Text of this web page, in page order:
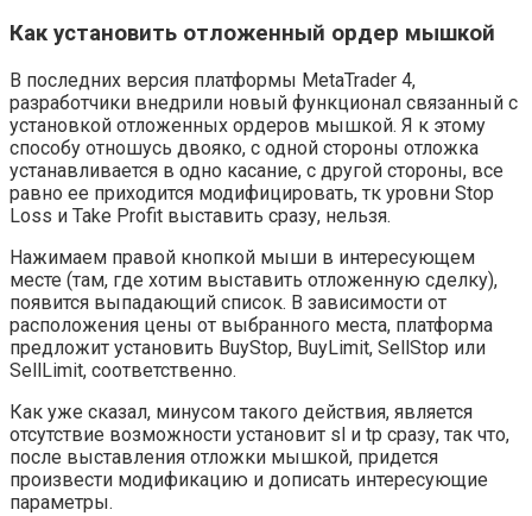
Как установить отложенный ордер мышкой
В последних версия платформы MetaTrader 4,
разработчики внедрили новый функционал связанный с
установкой отложенных ордеров мышкой. Я к этому
способу отношусь двояко, с одной стороны отложка
устанавливается в одно касание, с другой стороны, все
равно ее приходится модифицировать, тк уровни Stop
Loss и Take Profit выставить сразу, нельзя.
Нажимаем правой кнопкой мыши в интересующем
месте (там, где хотим выставить отложенную сделку),
появится выпадающий список. В зависимости от
расположения цены от выбранного места, платформа
предложит установить BuyStop, BuyLimit, SellStop или
SellLimit, соответственно.
Как уже сказал, минусом такого действия, является
отсутствие возможности установит sl и tp сразу, так что,
после выставления отложки мышкой, придется
произвести модификацию и дописать интересующие
параметры.